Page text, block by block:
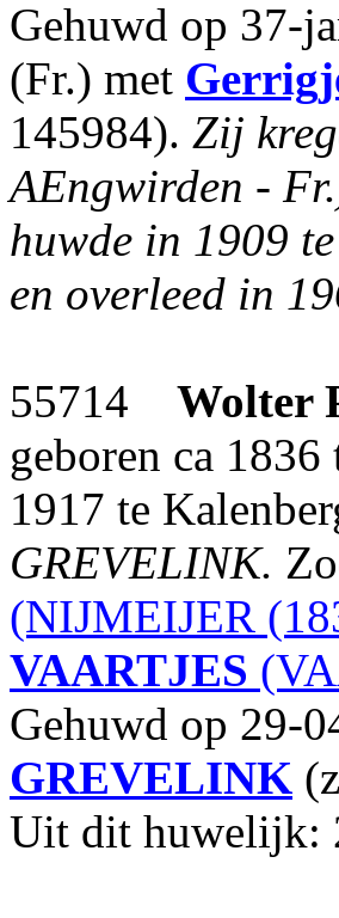
Gehuwd op 37-
(Fr.) met
145984). Zij
AEngwirden -
huwde in 1909
en overleed in
55714 Wolter
geboren ca
1917 te
GREVELINK.
(NIJMEIJER
VAARTJES
Gehuwd op 29-
GREVELINK
Uit dit huwelijk: